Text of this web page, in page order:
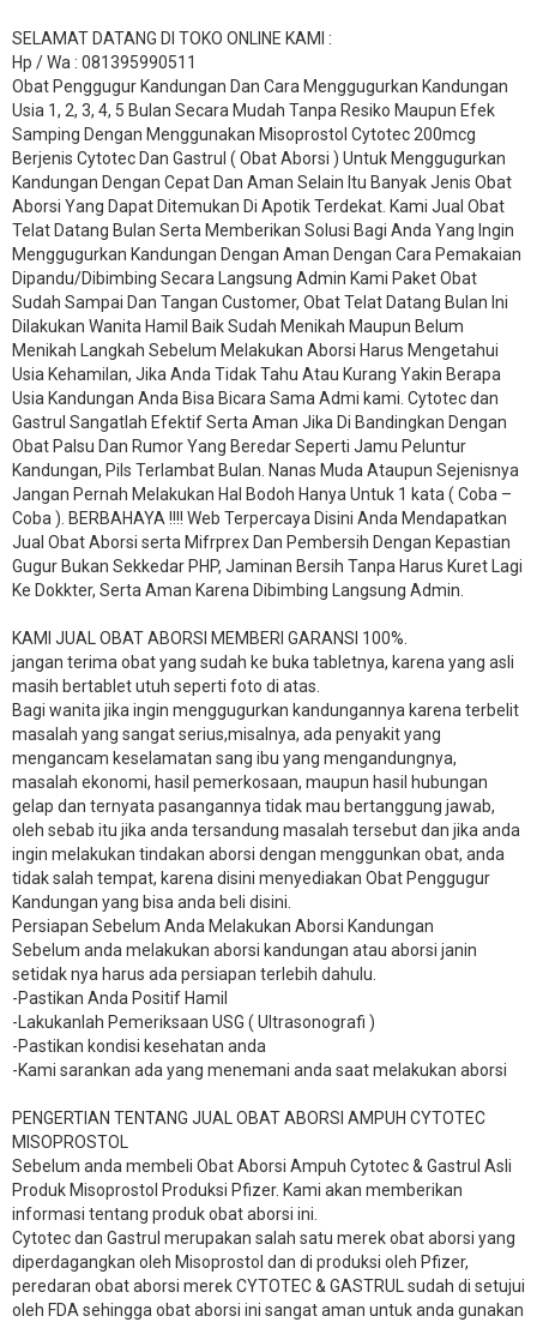
SELAMAT DATANG DI TOKO ONLINE KAMI :
Hp / Wa : 081395990511
Obat Penggugur Kandungan Dan Cara Menggugurkan Kandungan
Usia 1, 2, 3, 4, 5 Bulan Secara Mudah Tanpa Resiko Maupun Efek
Samping Dengan Menggunakan Misoprostol Cytotec 200mcg
Berjenis Cytotec Dan Gastrul ( Obat Aborsi ) Untuk Menggugurkan
Kandungan Dengan Cepat Dan Aman Selain Itu Banyak Jenis Obat
Aborsi Yang Dapat Ditemukan Di Apotik Terdekat. Kami Jual Obat
Telat Datang Bulan Serta Memberikan Solusi Bagi Anda Yang Ingin
Menggugurkan Kandungan Dengan Aman Dengan Cara Pemakaian
Dipandu/Dibimbing Secara Langsung Admin Kami Paket Obat
Sudah Sampai Dan Tangan Customer, Obat Telat Datang Bulan Ini
Dilakukan Wanita Hamil Baik Sudah Menikah Maupun Belum
Menikah Langkah Sebelum Melakukan Aborsi Harus Mengetahui
Usia Kehamilan, Jika Anda Tidak Tahu Atau Kurang Yakin Berapa
Usia Kandungan Anda Bisa Bicara Sama Admi kami. Cytotec dan
Gastrul Sangatlah Efektif Serta Aman Jika Di Bandingkan Dengan
Obat Palsu Dan Rumor Yang Beredar Seperti Jamu Peluntur
Kandungan, Pils Terlambat Bulan. Nanas Muda Ataupun Sejenisnya
Jangan Pernah Melakukan Hal Bodoh Hanya Untuk 1 kata ( Coba –
Coba ). BERBAHAYA !!!! Web Terpercaya Disini Anda Mendapatkan
Jual Obat Aborsi serta Mifrprex Dan Pembersih Dengan Kepastian
Gugur Bukan Sekkedar PHP, Jaminan Bersih Tanpa Harus Kuret Lagi
Ke Dokkter, Serta Aman Karena Dibimbing Langsung Admin.
KAMI JUAL OBAT ABORSI MEMBERI GARANSI 100%.
jangan terima obat yang sudah ke buka tabletnya, karena yang asli
masih bertablet utuh seperti foto di atas.
Bagi wanita jika ingin menggugurkan kandungannya karena terbelit
masalah yang sangat serius,misalnya, ada penyakit yang
mengancam keselamatan sang ibu yang mengandungnya,
masalah ekonomi, hasil pemerkosaan, maupun hasil hubungan
gelap dan ternyata pasangannya tidak mau bertanggung jawab,
oleh sebab itu jika anda tersandung masalah tersebut dan jika anda
ingin melakukan tindakan aborsi dengan menggunkan obat, anda
tidak salah tempat, karena disini menyediakan Obat Penggugur
Kandungan yang bisa anda beli disini.
Persiapan Sebelum Anda Melakukan Aborsi Kandungan
Sebelum anda melakukan aborsi kandungan atau aborsi janin
setidak nya harus ada persiapan terlebih dahulu.
-Pastikan Anda Positif Hamil
-Lakukanlah Pemeriksaan USG ( Ultrasonografi )
-Pastikan kondisi kesehatan anda
-Kami sarankan ada yang menemani anda saat melakukan aborsi
PENGERTIAN TENTANG JUAL OBAT ABORSI AMPUH CYTOTEC
MISOPROSTOL
Sebelum anda membeli Obat Aborsi Ampuh Cytotec & Gastrul Asli
Produk Misoprostol Produksi Pfizer. Kami akan memberikan
informasi tentang produk obat aborsi ini.
Cytotec dan Gastrul merupakan salah satu merek obat aborsi yang
diperdagangkan oleh Misoprostol dan di produksi oleh Pfizer,
peredaran obat aborsi merek CYTOTEC & GASTRUL sudah di setujui
oleh FDA sehingga obat aborsi ini sangat aman untuk anda gunakan